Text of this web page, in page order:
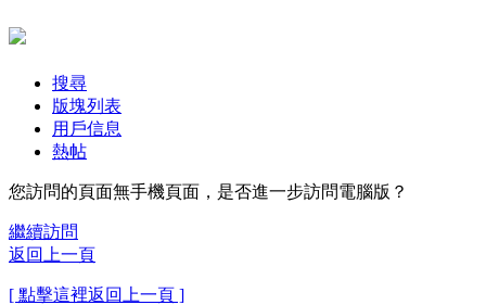
搜尋
版塊列表
用戶信息
熱帖
您訪問的頁面無手機頁面，是否進一步訪問電腦版？
繼續訪問
返回上一頁
[ 點擊這裡返回上一頁 ]